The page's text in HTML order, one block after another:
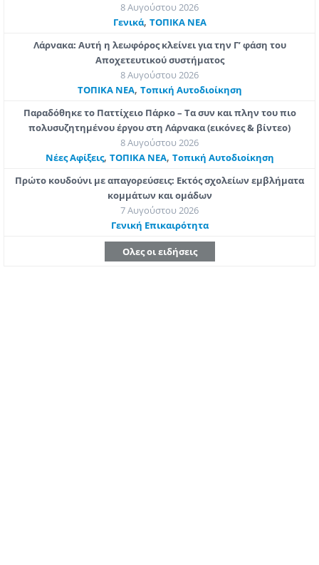
8 Αυγούστου 2026
Γενικά, ΤΟΠΙΚΑ ΝΕΑ
Λάρνακα: Αυτή η λεωφόρος κλείνει για την Γ’ φάση του
Αποχετευτικού συστήματος
8 Αυγούστου 2026
ΤΟΠΙΚΑ ΝΕΑ, Τοπική Αυτοδιοίκηση
Παραδόθηκε το Παττίχειο Πάρκο – Τα συν και πλην του πιο
πολυσυζητημένου έργου στη Λάρνακα (εικόνες & βίντεο)
8 Αυγούστου 2026
Νέες Αφίξεις, ΤΟΠΙΚΑ ΝΕΑ, Τοπική Αυτοδιοίκηση
Πρώτο κουδούνι με απαγορεύσεις: Εκτός σχολείων εμβλήματα
κομμάτων και ομάδων
7 Αυγούστου 2026
Γενική Επικαιρότητα
Ολες οι ειδήσεις